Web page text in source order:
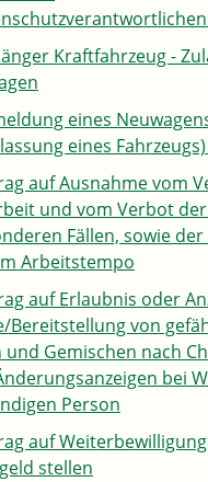
Kraftfahrzeug -
eines
eines
auf Ausnahme vom
und vom Verbot
Fällen, sowie
Arbeitstempo
auf Erlaubnis oder
Bereitstellung von
und Gemischen nach
bei
Person
auf
stellen